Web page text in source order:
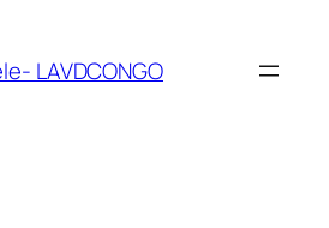
LAVDCONGO